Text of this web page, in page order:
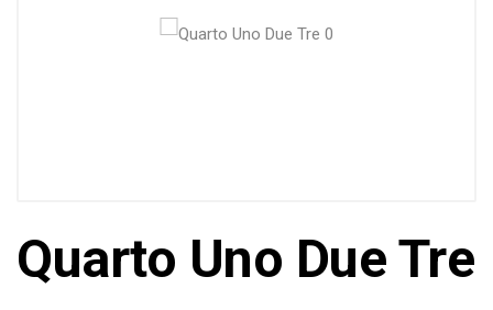
Quarto Uno Due Tre